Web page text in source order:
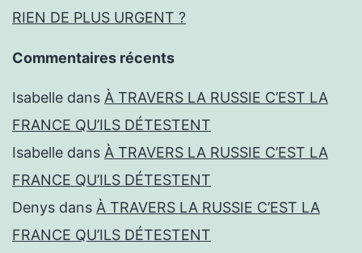
RIEN DE PLUS URGENT ?
Commentaires récents
Isabelle dans À TRAVERS LA RUSSIE C’EST LA
FRANCE QU’ILS DÉTESTENT
Isabelle dans À TRAVERS LA RUSSIE C’EST LA
FRANCE QU’ILS DÉTESTENT
Denys dans À TRAVERS LA RUSSIE C’EST LA
FRANCE QU’ILS DÉTESTENT